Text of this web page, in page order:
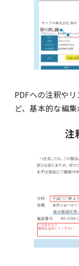
PDFへの注釈や
ど、基本的な編集
注